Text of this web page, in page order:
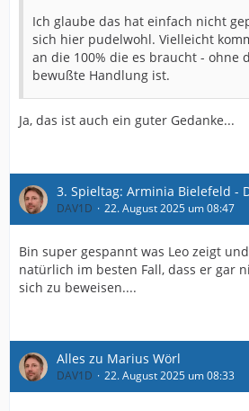
Ich glaube das hat einfach nicht
sich hier pudelwohl. Vielleicht
an die 100% die es braucht - ohne
bewußte Handlung ist.
Ja, das ist auch ein guter Gedanke...
3. Spieltag: Arminia Bielefeld -
DAV1D 22. August 2025 um 08:47
Bin super gespannt was Leo zeigt
natürlich im besten Fall, dass er gar
sich zu beweisen....
Alles zu Marius Wörl
DAV1D 22. August 2025 um 08:33